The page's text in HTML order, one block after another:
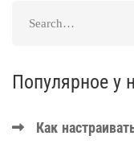
Популярное у
Как